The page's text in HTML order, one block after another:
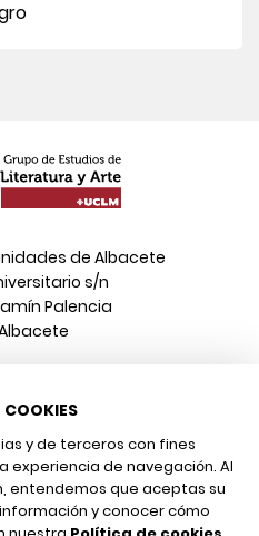
de Albacete
s/n
Palencia
376
de Literatura y Arte
COOKIES
y de terceros con fines
experiencia de navegación. Al
entendemos que aceptas su
y conocer cómo